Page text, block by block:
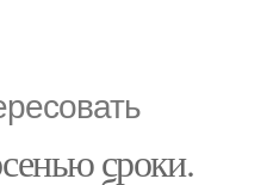
сроки.